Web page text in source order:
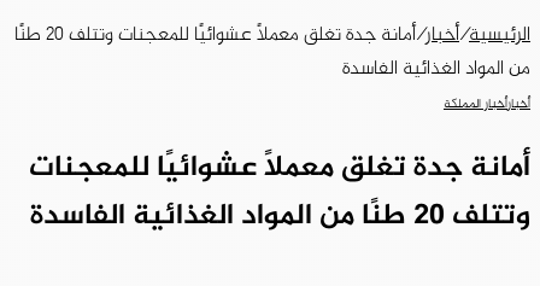
الرئيسية/أخبار/
أمانة جدة تغلق معملًا عشوائيًا للمعجنات وتتلف 20 طنًا
من المواد الغذائية الفاسدة
أخبارأخبار المملكة
أمانة جدة تغلق معملًا عشوائيًا للمعجنات
وتتلف 20 طنًا من المواد الغذائية الفاسدة